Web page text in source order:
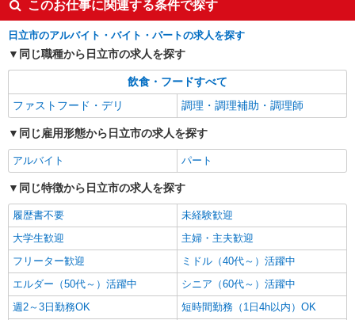
このお仕事に関連する条件で探す
日立市のアルバイト・バイト・パートの求人を探す
同じ職種から日立市の求人を探す
飲食・フードすべて
ファストフード・デリ
調理・調理補助・調理師
同じ雇用形態から日立市の求人を探す
アルバイト パート
同じ特徴から日立市の求人を探す
履歴書不要
未経験歓迎
大学生歓迎
主婦・主夫歓迎
フリーター歓迎
ミドル（40代～）活躍中
エルダー（50代～）活躍中
シニア（60代～）活躍中
週2～3日勤務OK
短時間勤務（1日4h以内）OK